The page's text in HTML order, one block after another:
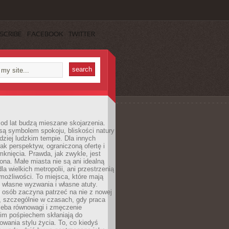
FACEBOOK TWITTER
od lat budzą mieszane skojarzenia.
symbolem spokoju, bliskości natury
ludzkim tempie. Dla innych
perspektyw, ograniczoną ofertę i
Prawda, jak zwykle, jest
Małe miasta nie są ani idealną
wielkich metropolii, ani przestrzenią
To miejsca, które mają
wyzwania i własne atuty.
osób zaczyna patrzeć na nie z nowej
szczególnie w czasach, gdy praca
równowagi i zmęczenie
pośpiechem skłaniają do
stylu życia. To, co kiedyś